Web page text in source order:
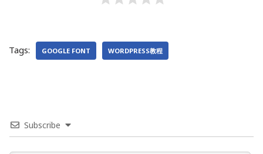
Tags: GOOGLE FONT WORDPRESS教程
Subscribe